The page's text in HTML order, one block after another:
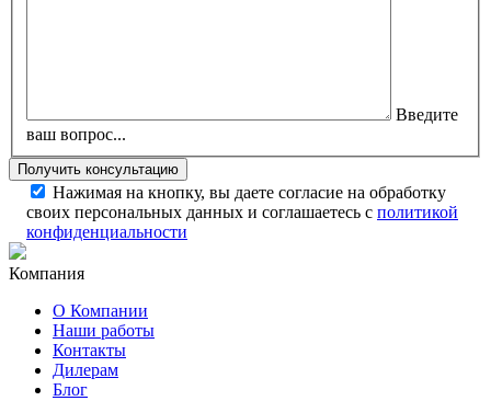
Введите
ваш вопрос...
Нажимая на кнопку, вы даете согласие на обработку
своих персональных данных и соглашаетесь с политикой
конфиденциальности
Компания
О Компании
Наши работы
Контакты
Дилерам
Блог